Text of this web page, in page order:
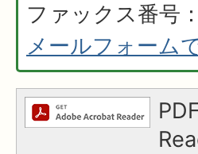
ファックス番号
メールフォーム